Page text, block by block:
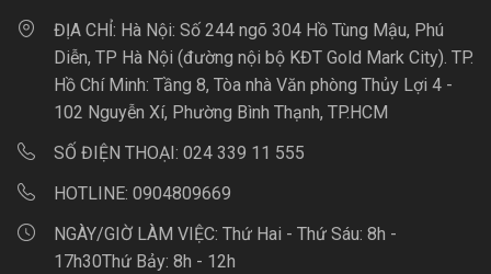
ĐỊA CHỈ: Hà Nội: Số 244 ngõ 304 Hồ Tùng Mậu, Phú
Diễn, TP Hà Nội (đường nội bộ KĐT Gold Mark City). TP.
Hồ Chí Minh: Tầng 8, Tòa nhà Văn phòng Thủy Lợi 4 -
102 Nguyễn Xí, Phường Bình Thạnh, TP.HCM
SỐ ĐIỆN THOẠI: 024 339 11 555
HOTLINE: 0904809669
NGÀY/GIỜ LÀM VIỆC: Thứ Hai - Thứ Sáu: 8h -
17h30Thứ Bảy: 8h - 12h